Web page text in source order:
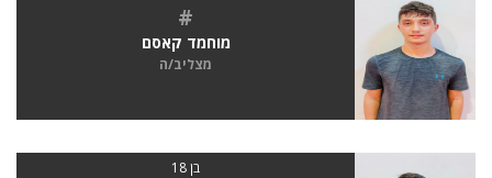
#
מוחמד קאסם
מצליב/ה
בן 18